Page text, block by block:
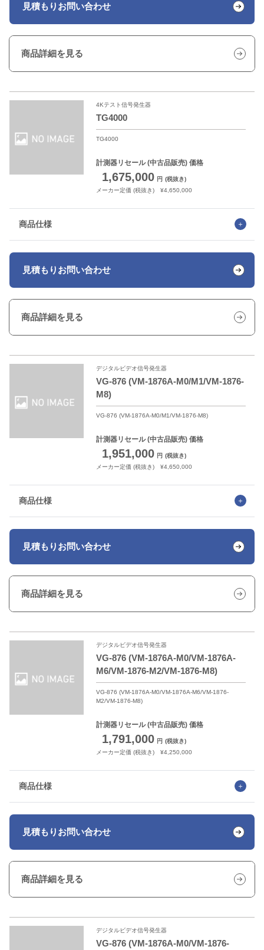
見積もり お問い合わせ
商品詳細を見る
4Kテスト信号発生器
TG4000
TG4000
計測器リセール(中古品販売) 価格
1,675,000 円 (税抜き)
メーカー定価 (税抜き) ¥4,650,000
商品仕様
見積もり お問い合わせ
商品詳細を見る
デジタルビデオ信号発生器
VG-876 (VM-1876A-M0/M1/VM-1876-
M8)
VG-876 (VM-1876A-M0/M1/VM-1876-M8)
計測器リセール(中古品販売) 価格
1,951,000 円 (税抜き)
メーカー定価 (税抜き) ¥4,650,000
商品仕様
見積もり お問い合わせ
商品詳細を見る
デジタルビデオ信号発生器
VG-876 (VM-1876A-M0/VM-1876A-
M6/VM-1876-M2/VM-1876-M8)
VG-876 (VM-1876A-M0/VM-1876A-M6/VM-1876-
M2/VM-1876-M8)
計測器リセール(中古品販売) 価格
1,791,000 円 (税抜き)
メーカー定価 (税抜き) ¥4,250,000
商品仕様
見積もり お問い合わせ
商品詳細を見る
デジタルビデオ信号発生器
VG-876 (VM-1876A-M0/VM-1876-